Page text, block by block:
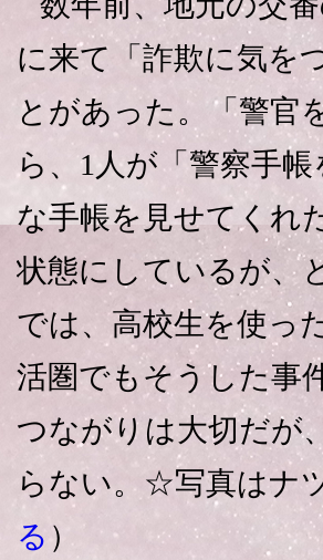
に来て「詐欺に気を
とがあった。「警官
ら、1人が「警察手
な手帳を見せてくれ
状態にしているが、
では、高校生を使っ
活圏でもそうした事
つながりは大切だが
らない。☆写真はナ
る ）